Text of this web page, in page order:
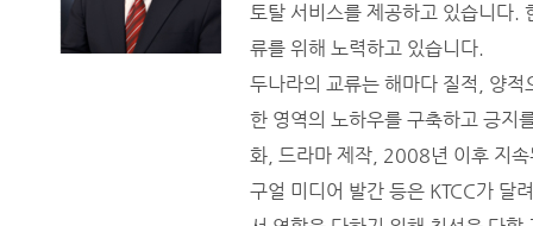
토탈 서비스를 제공하고 있습니다.
류를 위해 노력하고 있습니다.
두나라의 교류는 해마다 질적, 양
한 영역의 노하우를 구축하고 긍지
화, 드라마 제작, 2008년 이후 지
구얼 미디어 발간 등은 KTCC가 달